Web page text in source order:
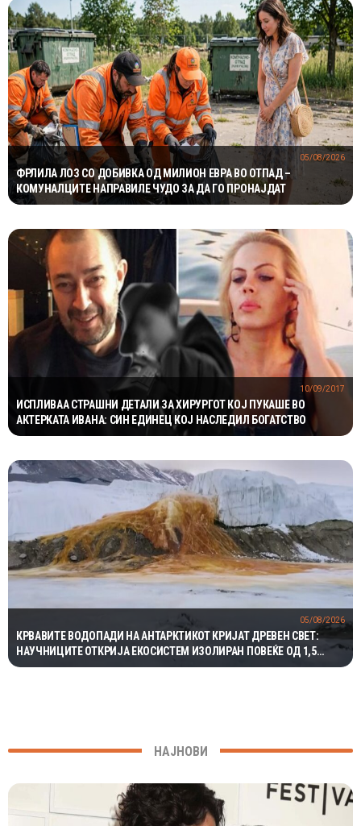
ФРЛИЛА ЛОЗ СО ДОБИВКА ОД МИЛИОН ЕВРА ВО ОТПАД –
КОМУНАЛЦИТЕ НАПРАВИЛЕ ЧУДО ЗА ДА ГО ПРОНАЈДАТ
05/08/2026
ИСПЛИВАА СТРАШНИ ДЕТАЛИ ЗА ХИРУРГОТ КОЈ ПУКАШЕ ВО
АКТЕРКАТА ИВАНА: СИН ЕДИНЕЦ КОЈ НАСЛЕДИЛ БОГАТСТВО
10/09/2017
КРВАВИТЕ ВОДОПАДИ НА АНТАРКТИКОТ КРИЈАТ ДРЕВЕН СВЕТ:
НАУЧНИЦИТЕ ОТКРИЈА ЕКОСИСТЕМ ИЗОЛИРАН ПОВЕЌЕ ОД 1,5
МИЛИОНИ ГОДИНИ
05/08/2026
НАЈНОВИ